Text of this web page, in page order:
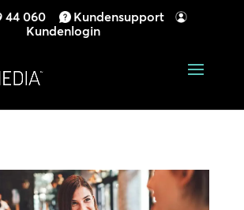
44 060
Kundensupport
Kundenlogin